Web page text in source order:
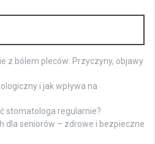
z bólem pleców: Przyczyny, objawy
i jak wpływa na
stomatologa regularnie?
dla seniorów – zdrowe i bezpieczne